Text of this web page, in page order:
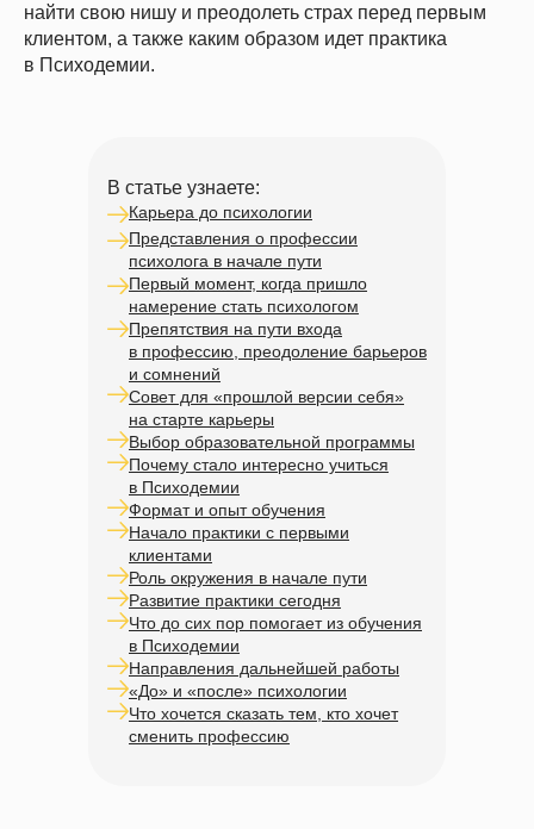
найти свою нишу и преодолеть страх перед первым
клиентом, а также каким образом идет практика
в Психодемии.
В статье узнаете:
Карьера до психологии
Представления о профессии
психолога в начале пути
Первый момент, когда пришло
намерение стать психологом
Препятствия на пути входа
в профессию, преодоление барьеров
и сомнений
Совет для «прошлой версии себя»
на старте карьеры
Выбор образовательной программы
Почему стало интересно учиться
в Психодемии
Формат и опыт обучения
Начало практики с первыми
клиентами
Роль окружения в начале пути
Развитие практики сегодня
Что до сих пор помогает из обучения
в Психодемии
Направления дальнейшей работы
«До» и «после» психологии
Что хочется сказать тем, кто хочет
сменить профессию